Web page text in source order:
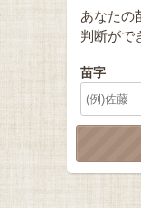
あなたの
判断がで
苗字